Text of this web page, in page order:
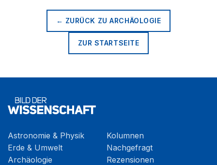
← ZURÜCK ZUARCHÄOLOGIE
ZUR STARTSEITE
Astronomie & Physik
Erde & Umwelt
Archäologie
Kolumnen
Nachgefragt
Rezensionen